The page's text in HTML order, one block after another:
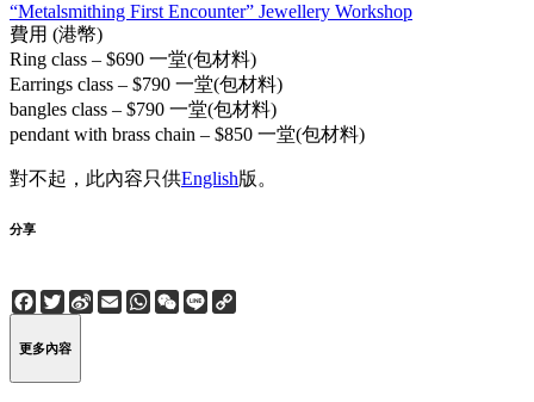
“Metalsmithing First Encounter” Jewellery Workshop
費用 (港幣)
Ring class – $690 一堂(包材料)
Earrings class – $790 一堂(包材料)
bangles class – $790 一堂(包材料)
pendant with brass chain – $850 一堂(包材料)
對不起，此內容只供English版。
分享
Facebook
Twitter
Sina
Weibo
EmailWhatsApp
WeChat
Line
更多內容